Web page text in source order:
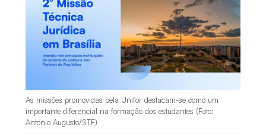
As missões promovidas pela Unifor destacam-se como um
importante diferencial na formação dos estudantes (Foto:
Antonio Augusto/STF)